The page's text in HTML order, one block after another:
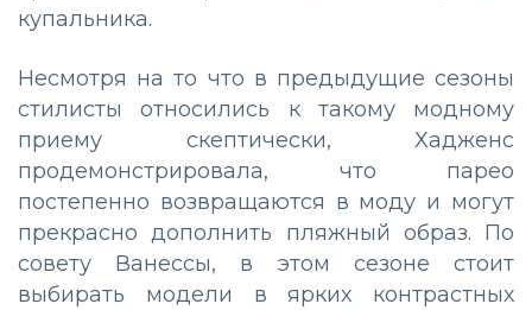
купальника.
Несмотря на то что в предыдущие сезоны
стилисты относились к такому модному
приему скептически, Хадженс
продемонстрировала, что парео
постепенно возвращаются в моду и могут
прекрасно дополнить пляжный образ. По
совету Ванессы, в этом сезоне стоит
выбирать модели в ярких контрастных